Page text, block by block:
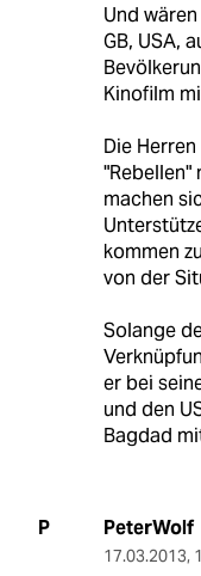
Und
GB, USA,
Kinofilm
Die
"Rebellen"
machen
kommen
von der
Solange
er bei
und den
Bagdad
P PeterWolf
17.03.2013,